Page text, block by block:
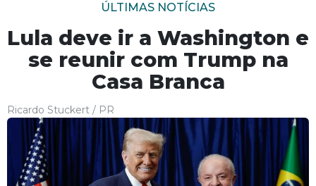
ÚLTIMAS NOTÍCIAS
Lula deve ir a Washington e
se reunir com Trump na
Casa Branca
Ricardo Stuckert / PR